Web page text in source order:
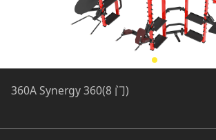
360A Synergy 360(8 门)